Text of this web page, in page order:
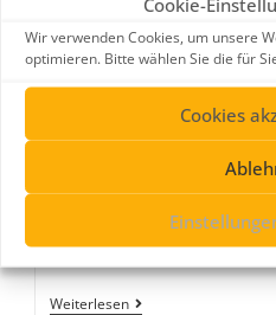
Wir verwenden Cookies, um unsere
optimieren. Bitte wählen Sie die für
Cookies
SD-WAN: Die
Cloud Computing / SD-
Weiterlesen